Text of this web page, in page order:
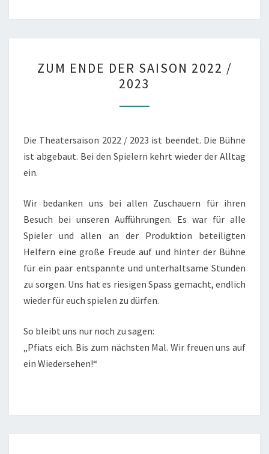
ENDE
DER
SAISON
/
2023
ZUM ENDE DER SAISON 2022 /
2023
Die Theatersaison 2022 / 2023 ist beendet. Die Bühne
ist abgebaut. Bei den Spielern kehrt wieder der Alltag
ein.
Wir bedanken uns bei allen Zuschauern für ihren
Besuch bei unseren Aufführungen. Es war für alle
Spieler und allen an der Produktion beteiligten
Helfern eine große Freude auf und hinter der Bühne
für ein paar entspannte und unterhaltsame Stunden
zu sorgen. Uns hat es riesigen Spass gemacht, endlich
wieder für euch spielen zu dürfen.
So bleibt uns nur noch zu sagen:
„Pfiats eich. Bis zum nächsten Mal. Wir freuen uns auf
ein Wiedersehen!“